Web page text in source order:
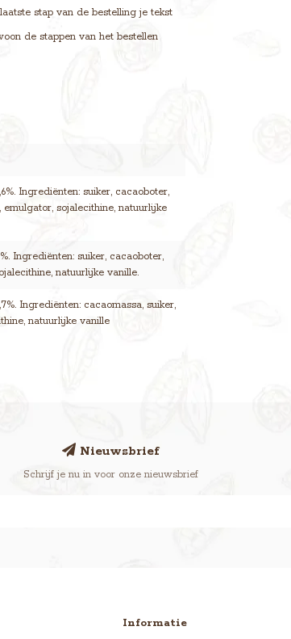
stap van de bestelling je tekst
de stappen van het bestellen
Ingrediënten: suiker, cacaoboter,
sojalecithine, natuurlijke
Ingrediënten: suiker, cacaoboter,
natuurlijke vanille.
Ingrediënten: cacaomassa, suiker,
natuurlijke vanille
Nieuwsbrief
Schrijf je nu in voor onze nieuwsbrief
Informatie